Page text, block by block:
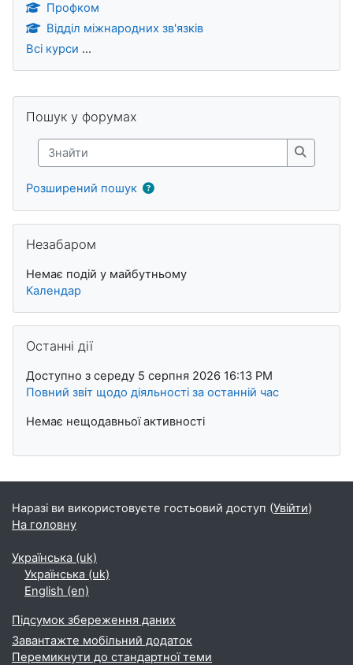
Профком
Відділ міжнародних зв'язків
Всі курси ...
Блоки
Пошук у форумах
Знайти
Знайти
Розширений пошук
Незабаром
Немає подій у майбутньому
Календар
Останні дії
Доступно з середу 5 серпня 2026 16:13 PM
Повний звіт щодо діяльності за останній час
Немає нещодавньої активності
Наразі ви використовуєте гостьовий доступ (Увійти)
На головну
Українська ‎(uk)‎
Українська ‎(uk)‎
English ‎(en)‎
Підсумок збереження даних
Завантажте мобільний додаток
Перемикнути до стандартної теми